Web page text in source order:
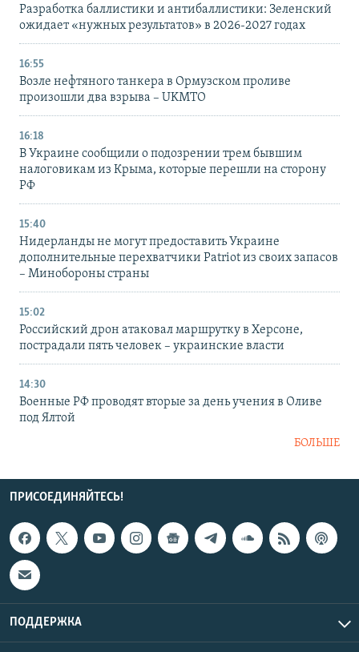
Разработка баллистики и антибаллистики: Зеленский
ожидает «нужных результатов» в 2026-2027 годах
16:55
Возле нефтяного танкера в Ормузском проливе
произошли два взрыва – UKMTO
16:18
В Украине сообщили о подозрении трем бывшим
налоговикам из Крыма, которые перешли на сторону
РФ
15:40
Нидерланды не могут предоставить Украине
дополнительные перехватчики Patriot из своих запасов
– Минобороны страны
15:02
Российский дрон атаковал маршрутку в Херсоне,
пострадали пять человек – украинские власти
14:30
Военные РФ проводят вторые за день учения в Оливе
под Ялтой
БОЛЬШЕ
ПРИСОЕДИНЯЙТЕСЬ!
ПОДДЕРЖКА